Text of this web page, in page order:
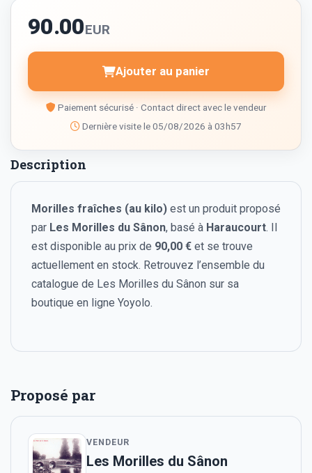
90.00EUR
Ajouter au panier
Paiement sécurisé · Contact direct avec le vendeur
Dernière visite le 05/08/2026 à 03h57
Description
Morilles fraîches (au kilo)est un produit proposé
par Les Morilles du Sânon, basé à Haraucourt. Il
est disponible au prix de 90,00 €et se trouve
actuellement en stock. Retrouvez l’ensemble du
catalogue de Les Morilles du Sânon sur sa
boutique en ligne Yoyolo.
Proposé par
VENDEUR
Les Morilles du Sânon